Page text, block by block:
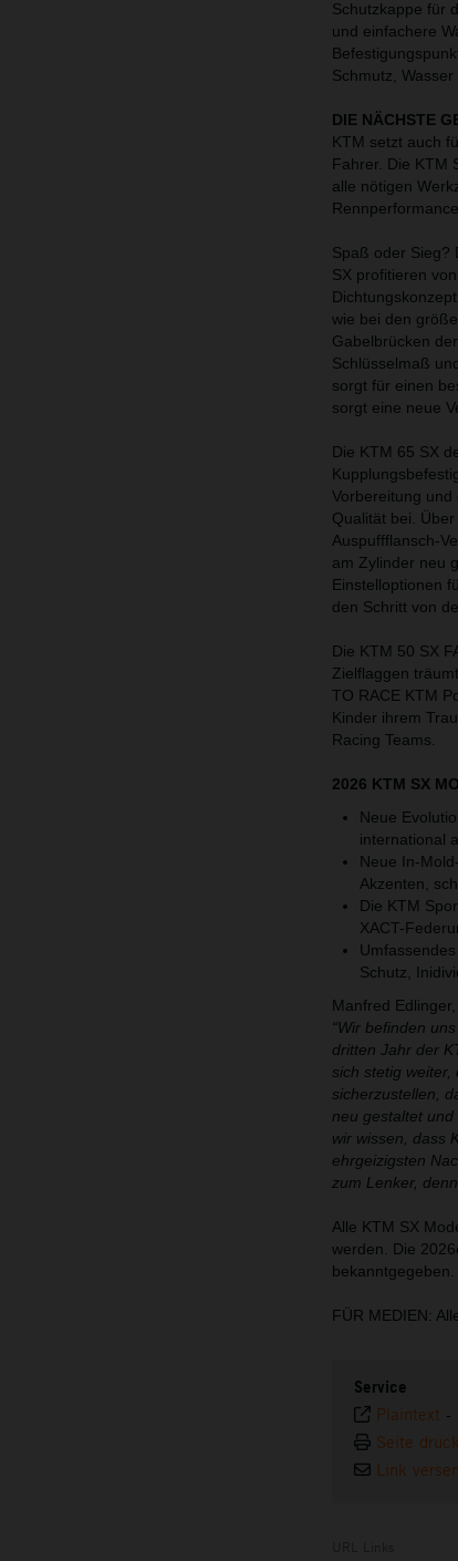
Schutzkappe für
und einfachere
Schmutz,
DIE NÄCHSTE
KTM setzt auch
Fahrer. Die KTM
alle nötigen
Spaß oder Sieg?
SX profitieren
wie bei den
Gabelbrücken
Schlüsselmaß
sorgt für einen
sorgt eine neue
Die KTM 65 SX
Vorbereitung
Qualität bei.
Auspuffflansch-
am Zylinder neu
Einstelloptionen
den Schritt von
Die KTM 50 SX
Zielflaggen
TO RACE KTM
Kinder ihrem
Racing Teams.
2026 KTM SX
Neue
international
Neue In-
Akzenten,
Die KTM
XACT-
Schutz,
Manfred
“Wir befinden
dritten Jahr der
sich stetig
sicherzustellen,
neu gestaltet
wir wissen, dass
ehrgeizigsten
zum Lenker,
Alle KTM SX
werden. Die
FÜR MEDIEN:
Service
Plaintext -
Seite
Link